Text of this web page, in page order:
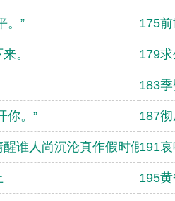
。” 175
。 179
183
你。” 187
醒谁人尚沉沦真作假时假亦真
191
195